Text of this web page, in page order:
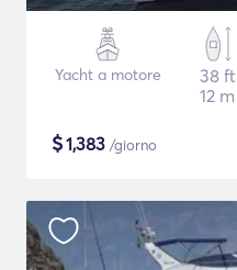
Yacht a motore
38 ft
12 m
$1,383 /giorno